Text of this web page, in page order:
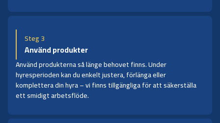
Steg 3
Använd produkter
Använd produkterna så länge behovet finns. Under
hyresperioden kan du enkelt justera, förlänga eller
komplettera din hyra – vi finns tillgängliga för att säkerställa
ett smidigt arbetsflöde.